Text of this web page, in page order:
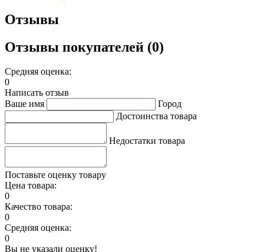
Отзывы
Отзывы покупателей (0)
Средняя оценка:
0
Написать отзыв
Ваше имя
Город
Достоинства товара
Недостатки товара
Поставьте оценку товару
Цена товара:
0
Качество товара:
0
Средняя оценка:
0
Вы не указали оценку!